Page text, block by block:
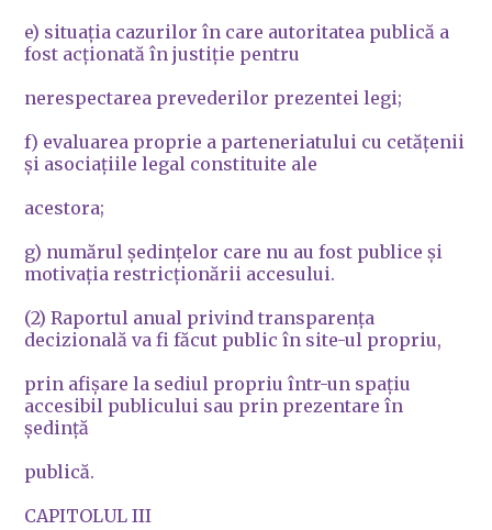
e) situaţia cazurilor în care autoritatea publică a
fost acţionată în justiţie pentru
nerespectarea prevederilor prezentei legi;
f) evaluarea proprie a parteneriatului cu cetăţenii
şi asociaţiile legal constituite ale
acestora;
g) numărul şedinţelor care nu au fost publice şi
motivaţia restricţionării accesului.
(2) Raportul anual privind transparenţa
decizională va fi făcut public în site-ul propriu,
prin afişare la sediul propriu într-un spaţiu
accesibil publicului sau prin prezentare în
şedinţă
publică.
CAPITOLUL III